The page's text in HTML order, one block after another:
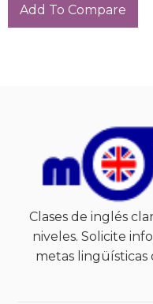
Add To Compare
Clases de inglés
niveles. Solicite
metas lingüísticas